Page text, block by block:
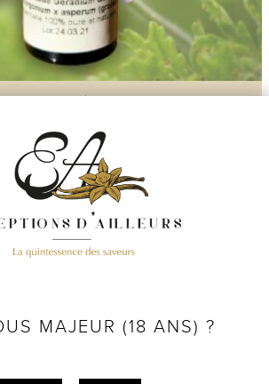
19 avis
100 % La Réunion
DE LA RÉUNION 10 ML
€
AJOUTER AU PANIER
MAJEUR (18 ANS) ?